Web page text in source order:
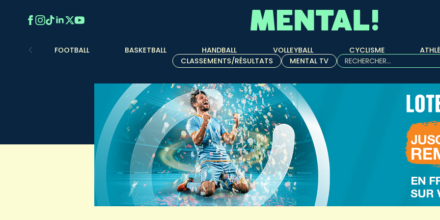
FOOTBALL BASKETBALL HANDBALL VOLLEYBALL CYCLISME
CLASSEMENTS/RÉSULTATS
MENTAL TV
Rechercher :